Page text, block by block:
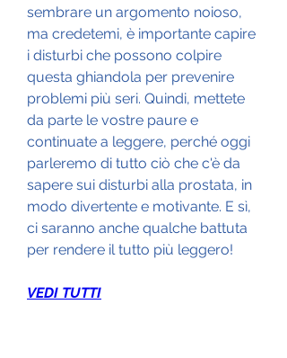
sembrare un argomento noioso,
ma credetemi, è importante capire
i disturbi che possono colpire
questa ghiandola per prevenire
problemi più seri. Quindi, mettete
da parte le vostre paure e
continuate a leggere, perché oggi
parleremo di tutto ciò che c'è da
sapere sui disturbi alla prostata, in
modo divertente e motivante. E sì,
ci saranno anche qualche battuta
per rendere il tutto più leggero!
VEDI TUTTI